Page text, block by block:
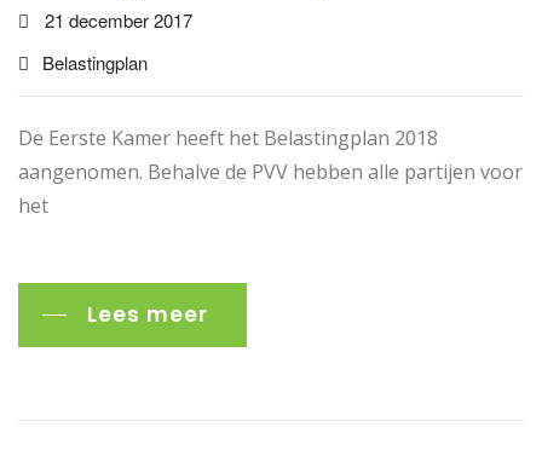
21 december 2017
Belastingplan
De Eerste Kamer heeft het Belastingplan 2018
aangenomen. Behalve de PVV hebben alle partijen voor
het
Lees meer